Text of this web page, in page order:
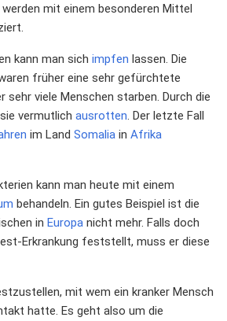
mit einem besonderen Mittel
kann man sich impfen lassen. Die
früher eine sehr gefürchtete
sehr viele Menschen starben. Durch die
vermutlich ausrotten . Der letzte Fall
im Land Somalia in Afrika
kann man heute mit einem
behandeln. Ein gutes Beispiel ist die
in Europa nicht mehr. Falls doch
Erkrankung feststellt, muss er diese
mit wem ein kranker Mensch
hatte. Es geht also um die